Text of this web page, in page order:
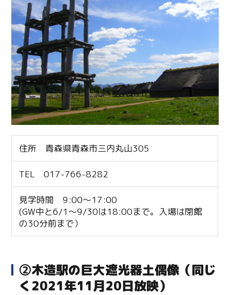
住所 青森県青森市三内丸山305
TEL 017-766-8282
見学時間 9:00～17:00
(GW中と6/1～9/30は18:00まで。入場は閉館
の30分前まで）
②木造駅の巨大遮光器土偶像（同じ
く2021年11月20日放映）